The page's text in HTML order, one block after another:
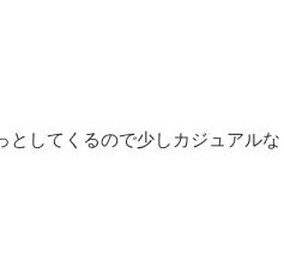
としてくるので少しカジュアルな